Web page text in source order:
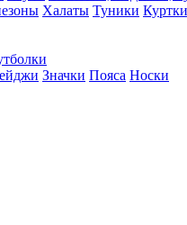
Халаты Туники
Значки Пояса Носки